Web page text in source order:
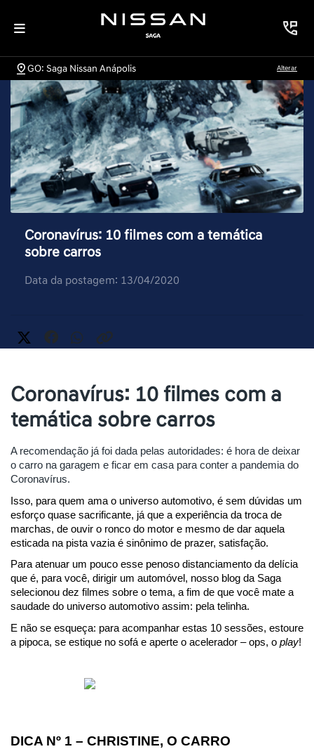
GO: Saga Nissan Anápolis Alterar
Coronavírus: 10 filmes com a temática
sobre carros
Data da postagem: 13/04/2020
Coronavírus: 10 filmes com a
temática sobre carros
A recomendação já foi dada pelas autoridades: é hora de deixar
o carro na garagem e ficar em casa para conter a pandemia do
Coronavírus.
Isso, para quem ama o universo automotivo, é sem dúvidas um
esforço quase sacrificante, já que a experiência da troca de
marchas, de ouvir o ronco do motor e mesmo de dar aquela
esticada na pista vazia é sinônimo de prazer, satisfação.
Para atenuar um pouco esse penoso distanciamento da delícia
que é, para você, dirigir um automóvel, nosso blog da Saga
selecionou dez filmes sobre o tema, a fim de que você mate a
saudade do universo automotivo assim: pela telinha.
E não se esqueça: para acompanhar estas 10 sessões, estoure
a pipoca, se estique no sofá e aperte o acelerador – ops, o play!
DICA Nº 1 – CHRISTINE, O CARRO